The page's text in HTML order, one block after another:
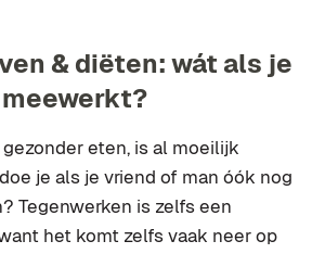
& diëten: wát als je
eten, is al moeilijk
je als je vriend of man óók nog
Tegenwerken is zelfs een
het komt zelfs vaak neer op